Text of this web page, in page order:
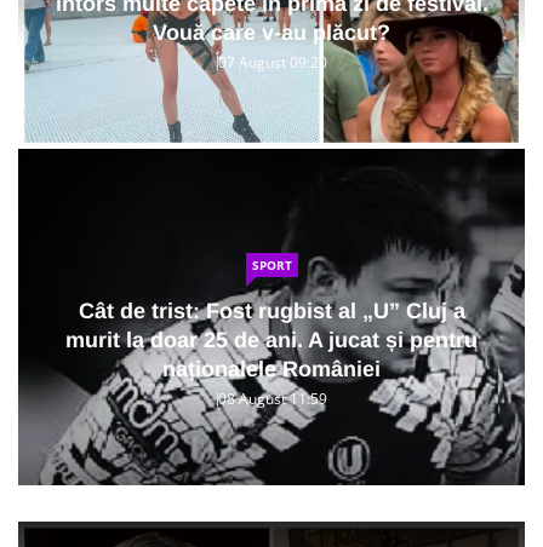
Vouă care v-au plăcut?
07 August 09:20
SPORT
Cât de trist: Fost rugbist al „U” Cluj a
murit la doar 25 de ani. A jucat și pentru
naționalele României
08 August 11:59